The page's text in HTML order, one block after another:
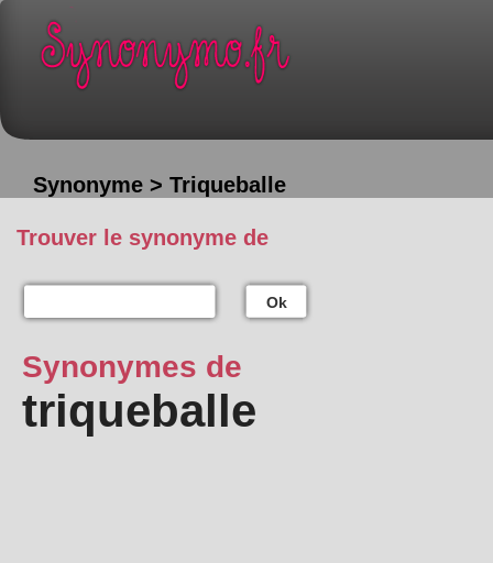
Synonyme > Triqueballe
Trouver le synonyme de
Ok
Synonymes de
triqueballe